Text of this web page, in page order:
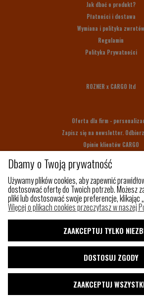
Jak dbać o produkt?
Płatności i dostawa
Wymiana i polityka zwrotów
Regulamin
Polityka Prywatności
ROZNER x CARGO ltd
Oferta dla firm -
Zapisz się na newsletter.
Opinie klientów CARGO
Na prezent
Z czego szyjemy
Paleta kolorów
Pakowny plecak do
Blog
Dbamy o Twoją prywatność
Używamy plików cookies, aby zapewnić
dostosować ofertę do Twoich potrzeb. Możesz
pliki lub dostosować swoje preferencje, klikając
Więcej o plikach cookies przeczytasz w naszej
ZAAKCEPTUJ TYLKO
DOSTOSUJ ZGODY
ZAAKCEPTUJ